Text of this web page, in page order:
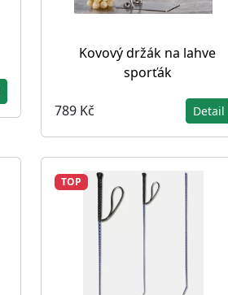
Kovový držák na lahve
sporťák
789 Kč Detail
TOP